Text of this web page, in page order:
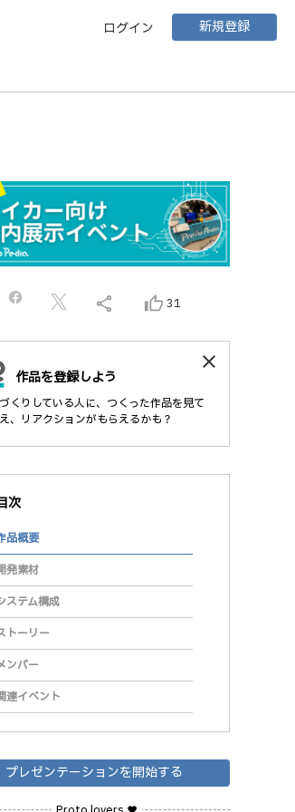
ログイン 新規登録
share thumb_up_alt 31
作品を登録しよう
くりしている人に、つくった作品を見て
、リアクションがもらえるかも？
close
次
品概要
発素材
ステム構成
トーリー
ンバー
連イベント
プレゼンテーションを開始する